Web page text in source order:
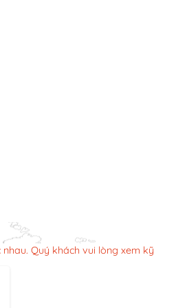
Quý khách vui lòng xem kỹ